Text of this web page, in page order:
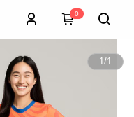
0
1/1